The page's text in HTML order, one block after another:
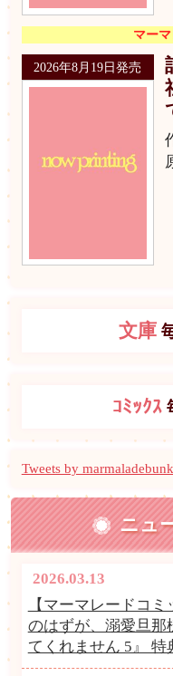
マー
2026年8月19日発売
文庫
ｺﾐｯｸｽ
Tweets by
ニュ
2026.03.13
【マーマレードコ
のはずが、溺愛旦那
てくれません 5』 特